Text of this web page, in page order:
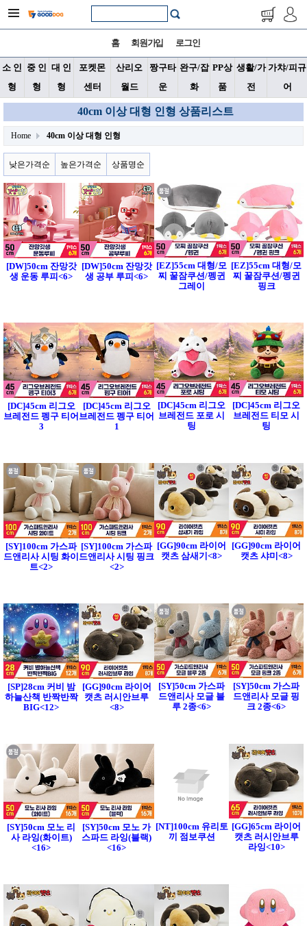
홈 회원가입 로그인
소 인
형
중 인
형
대 인
형
포켓몬
센터
산리오
월드
짱구타
운
완구/잡
화
PP상
품
생활/가
전
가챠/피규
어
40cm 이상 대형 인형 상품리스트
Home 40cm 이상 대형 인형
낮은가격순 높은가격순 상품명순
[DW]50cm 잔망갓
생 운동 루피<6>
[DW]50cm 잔망갓
생 공부 루피<6>
[EZ]55cm 대형/모
찌 꿀잠쿠션/펭귄
그레이
[EZ]55cm 대형/모
찌 꿀잠쿠션/펭귄
핑크
[DC]45cm 리그오
브레전드 펭구 티어
3
[DC]45cm 리그오
브레전드 펭구 티어
1
[DC]45cm 리그오
브레전드 포로 시
팅
[DC]45cm 리그오
브레전드 티모 시
팅
[SY]100cm 가스파
드앤리사 시팅 화이
트<2>
[SY]100cm 가스파
드앤리사 시팅 핑크
<2>
[GG]90cm 라이어
캣츠 삼새기<8>
[GG]90cm 라이어
캣츠 샤미<8>
[SP]28cm 커비 밤
하늘산책 반짝반짝
BIG<12>
[GG]90cm 라이어
캣츠 러시안브루
<8>
[SY]50cm 가스파
드앤리사 모글 블
루 2종<6>
[SY]50cm 가스파
드앤리사 모글 핑
크 2종<6>
[SY]50cm 모노 리
사 라잉(화이트)
<16>
[SY]50cm 모노 가
스파드 라잉(블랙)
<16>
[NT]100cm 유리토
끼 점보쿠션
[GG]65cm 라이어
캣츠 러시안브루
라잉<10>